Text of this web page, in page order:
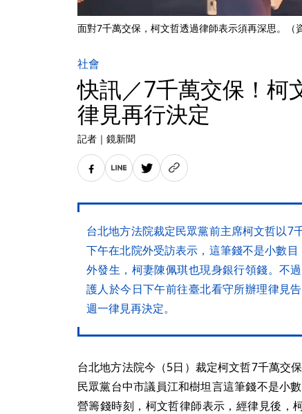
面對7千萬交保，柯文哲透過律師表示須再深思。（
社會
快訊／7千萬交保！柯
律見再行決定
記者 ｜ 鏡新聞
台北地方法院裁定民眾黨前主席柯文哲以7
下午在北院外受訪表示，這筆錢不是小數
外發生，柯妻陳佩琪也現身銀行領錢。不
護人於今日下午前往臺北看守所辦理律見
週一律見再決定。
台北地方法院今（5日）裁定柯文哲7千萬交
民眾黨台中市議員江和樹坦言這筆錢不是小
營籌錢時刻，柯文哲律師表示，經律見後，